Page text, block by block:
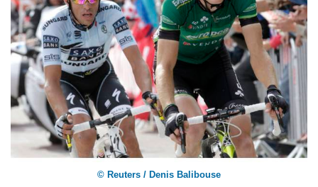
© Reuters / Denis Balibouse